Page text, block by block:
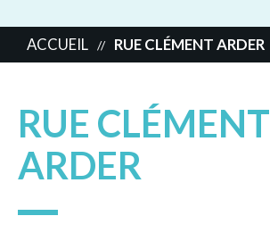
ACCUEIL // RUE CLÉMENT ARDER
RUE CLÉMENT
ARDER